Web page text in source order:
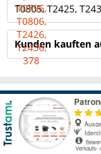
T0805, T2425,
Kunden kauften